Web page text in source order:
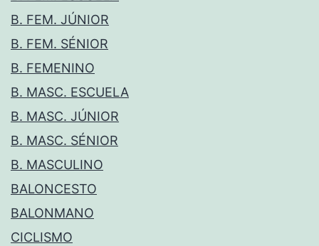
B. FEM. JÚNIOR
B. FEM. SÉNIOR
B. FEMENINO
B. MASC. ESCUELA
B. MASC. JÚNIOR
B. MASC. SÉNIOR
B. MASCULINO
BALONCESTO
BALONMANO
CICLISMO